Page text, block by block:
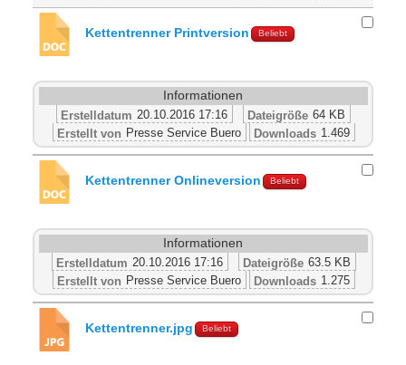
Kettentrenner Printversion Beliebt
Informationen
Erstelldatum 20.10.2016 17:16 Dateigröße 64 KB
Erstellt von Presse Service Buero Downloads 1.469
Kettentrenner Onlineversion Beliebt
Informationen
Erstelldatum 20.10.2016 17:16 Dateigröße 63.5 KB
Erstellt von Presse Service Buero Downloads 1.275
Kettentrenner.jpg Beliebt